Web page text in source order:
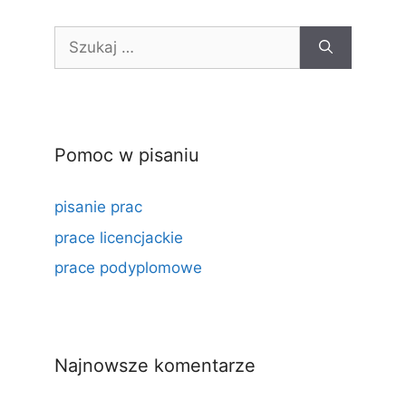
Szukaj:
Pomoc w pisaniu
pisanie prac
prace licencjackie
prace podyplomowe
Najnowsze komentarze